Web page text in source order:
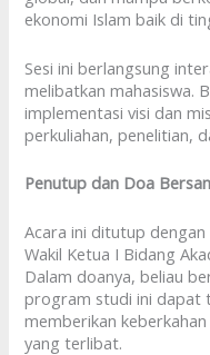
ekonomi Islam baik di
Sesi ini berlangsung
melibatkan mahasiswa.
implementasi visi dan
perkuliahan, penelitian,
Penutup dan Doa
Acara ini ditutup
Wakil Ketua I Bidang
Dalam doanya, beliau
program studi ini dapat
memberikan
yang terlibat.